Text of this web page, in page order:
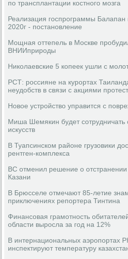
по трансплантации костного мозга
Реализация госпрограммы Балапан
2020г - постановление
Мощная оттепель в Москве
ВНИИприроды
Николаевские 5 копеек ушли с
РСТ: россияне на курортах
неудобств в связи с акциями
Новое устройство управится с
Миша Шемякин будет сотрудничать
искусств
В Туапсинском районе грузовики
рентген-комплекса
ВС отменил решение о
Казани
В Брюсселе отмечают 85-летие
приключениях репортера Тинтина
Финансовая грамотность
области выросла за год на 12%
В интернациональных аэропортах
инспектируют температуру